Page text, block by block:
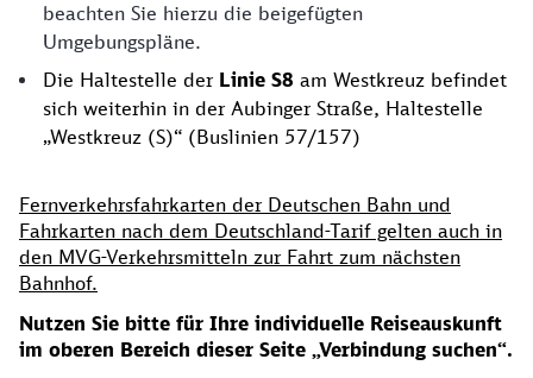
beachten Sie hierzu die beigefügten
Umgebungspläne.
Die Haltestelle der Linie S8 am Westkreuz befindet
sich weiterhin in der Aubinger Straße, Haltestelle
„Westkreuz (S)“ (Buslinien 57/157)
Fernverkehrsfahrkarten der Deutschen Bahn und
Fahrkarten nach dem Deutschland-Tarif gelten auch in
den MVG-Verkehrsmitteln zur Fahrt zum nächsten
Bahnhof.
Nutzen Sie bitte für Ihre individuelle Reiseauskunft
im oberen Bereich dieser Seite „Verbindung suchen“.